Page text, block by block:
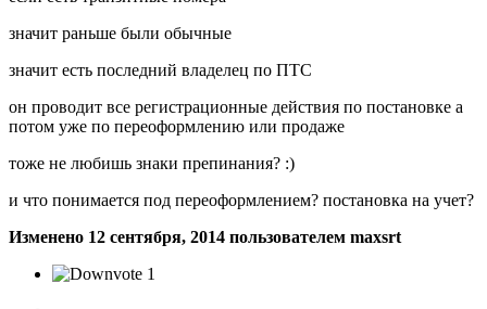
значит раньше были обычные
значит есть последний владелец по ПТС
он проводит все регистрационные действия по постановке а
потом уже по переоформлению или продаже
тоже не любишь знаки препинания? :)
и что понимается под переоформлением? постановка на учет?
Изменено 12 сентября, 2014 пользователем maxsrt
1